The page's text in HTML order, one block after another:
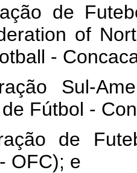
de
of
-
Sul-
Fútbol -
de
- OFC); e